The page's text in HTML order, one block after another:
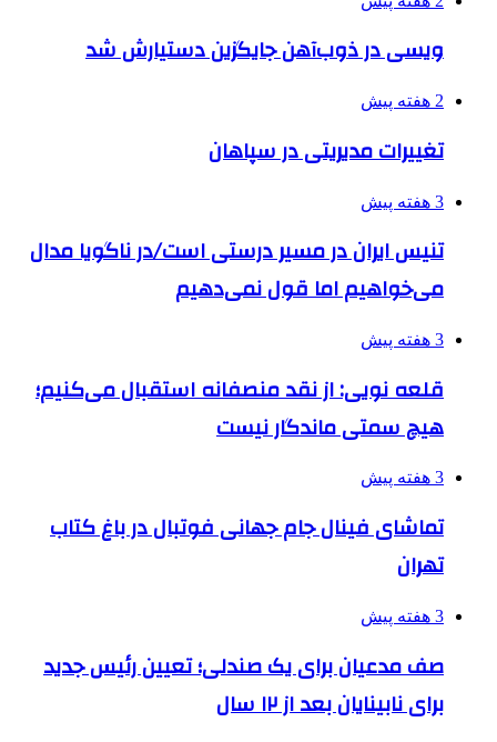
ویسی در ذوب‌آهن جایگزین دستیارش شد
2 هفته پیش
تغییرات مدیریتی در سپاهان
3 هفته پیش
تنیس ایران در مسیر درستی است/در ناگویا مدال
می‌خواهیم اما قول نمی‌دهیم
3 هفته پیش
قلعه نویی: از نقد منصفانه استقبال می‌کنیم؛
هیچ سمتی ماندگار نیست
3 هفته پیش
تماشای فینال جام جهانی فوتبال در باغ کتاب
تهران
3 هفته پیش
صف مدعیان برای یک صندلی؛ تعیین رئیس جدید
برای نابینایان بعد از ۱۲ سال